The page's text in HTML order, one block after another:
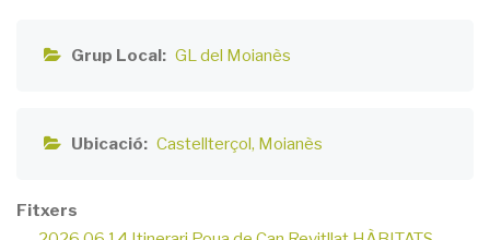
Grup Local GL del Moianès
Ubicació Castellterçol Moianès
Fitxers